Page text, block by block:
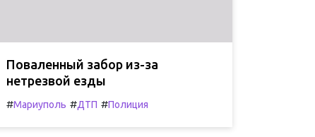
Поваленный забор из-за
нетрезвой езды
#Мариуполь #ДТП #Полиция